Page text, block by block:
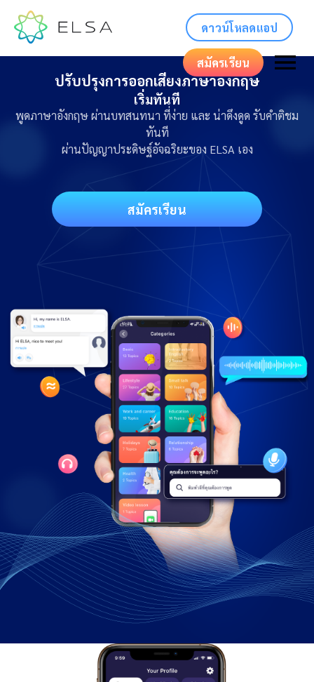
ดาวน์โหลดแอป
สมัครเรียน
ปรับปรุงการออกเสียงภาษาอังกฤษ
เริ่มทันที
พูดภาษาอังกฤษ ผ่านบทสนทนา ที่ง่าย และ น่าดึงดูด รับคำติชม
ทันที
ผ่านปัญญาประดิษฐ์อัจฉริยะของ ELSA เอง
สมัครเรียน